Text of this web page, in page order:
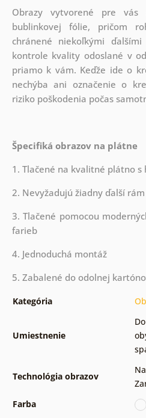
Obrazy vytvorené pre
bublinkovej fólie, pričom
chránené niekoľkými ďalšími
kontrole kvality odoslané v
priamo k vám. Keďže ide o
nechýba ani označenie o
riziko poškodenia počas
Špecifiká obrazov na plátne
1. Tlačené na kvalitné plátno
2. Nevyžadujú žiadny ďalší rám
3. Tlačené pomocou
farieb
4. Jednoduchá montáž
5. Zabalené do odolnej
Kategória
Umiestnenie
Technológia obrazov
Farba